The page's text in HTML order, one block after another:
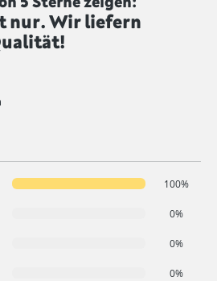
von 5 von 5 Sternen
nur. Wir liefern
von 5 von 5 Sternen
100%
0%
0%
0%